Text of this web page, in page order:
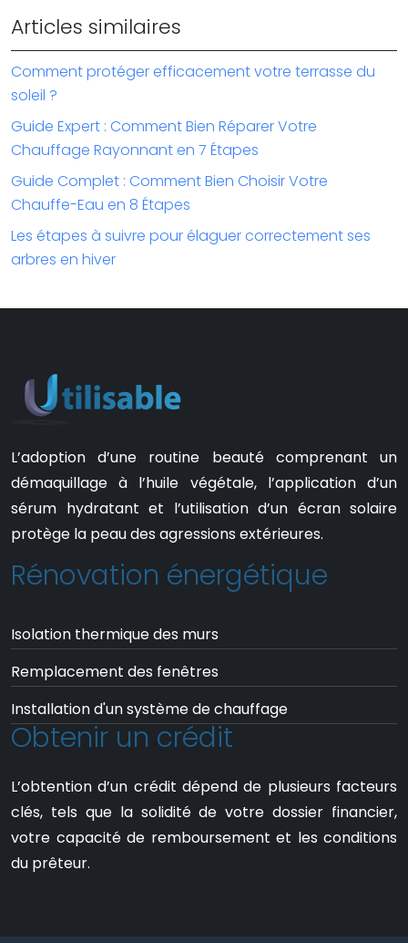
Articles similaires
Comment protéger efficacement votre terrasse du
soleil ?
Guide Expert : Comment Bien Réparer Votre
Chauffage Rayonnant en 7 Étapes
Guide Complet : Comment Bien Choisir Votre
Chauffe-Eau en 8 Étapes
Les étapes à suivre pour élaguer correctement ses
arbres en hiver
L’adoption d’une routine beauté comprenant un
démaquillage à l’huile végétale, l’application d’un
sérum hydratant et l’utilisation d’un écran solaire
protège la peau des agressions extérieures.
Rénovation énergétique
Isolation thermique des murs
Remplacement des fenêtres
Installation d'un système de chauffage
Obtenir un crédit
L’obtention d’un crédit dépend de plusieurs facteurs
clés, tels que la solidité de votre dossier financier,
votre capacité de remboursement et les conditions
du prêteur.